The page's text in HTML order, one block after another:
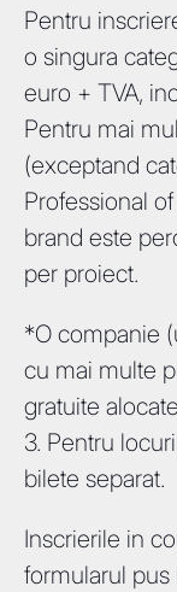
Pentru
o singura
euro + TVA,
Pentru mai
(exceptand
Professional
brand este
per proiect.
*O companie
cu mai multe
gratuite
3. Pentru
bilete separat.
Inscrierile in
formularul